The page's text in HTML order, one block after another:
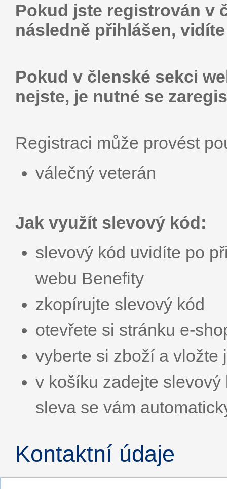
Pokud jste registrován v
následně přihlášen,
Pokud v členské sekci
nejste, je nutné se
Registraci může provést
válečný veterán
Jak využít slevový kód:
slevový kód uvidíte po
webu Benefity
zkopírujte slevový kód
otevřete si stránku e-
vyberte si zboží a vložte
v košíku zadejte
sleva se vám
Kontaktní údaje